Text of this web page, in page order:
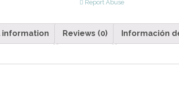
Report Abuse
information Reviews (0) Información